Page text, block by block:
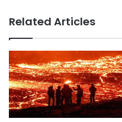
Related Articles